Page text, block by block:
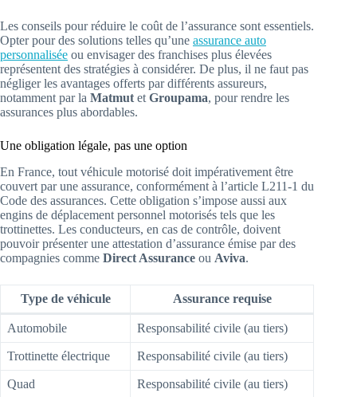
Les conseils pour réduire le coût de l’assurance sont essentiels.
Opter pour des solutions telles qu’une assurance auto
personnalisée ou envisager des franchises plus élevées
représentent des stratégies à considérer. De plus, il ne faut pas
négliger les avantages offerts par différents assureurs,
notamment par la Matmut et Groupama, pour rendre les
assurances plus abordables.
Une obligation légale, pas une option
En France, tout véhicule motorisé doit impérativement être
couvert par une assurance, conformément à l’article L211-1 du
Code des assurances. Cette obligation s’impose aussi aux
engins de déplacement personnel motorisés tels que les
trottinettes. Les conducteurs, en cas de contrôle, doivent
pouvoir présenter une attestation d’assurance émise par des
compagnies comme Direct Assurance ou Aviva.
Type de véhicule Assurance requise
Automobile Responsabilité civile (au tiers)
Trottinette électrique Responsabilité civile (au tiers)
Quad
Responsabilité civile (au tiers)